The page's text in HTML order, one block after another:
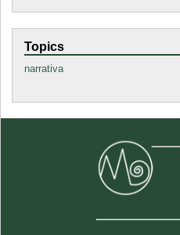
Topics
narrativa